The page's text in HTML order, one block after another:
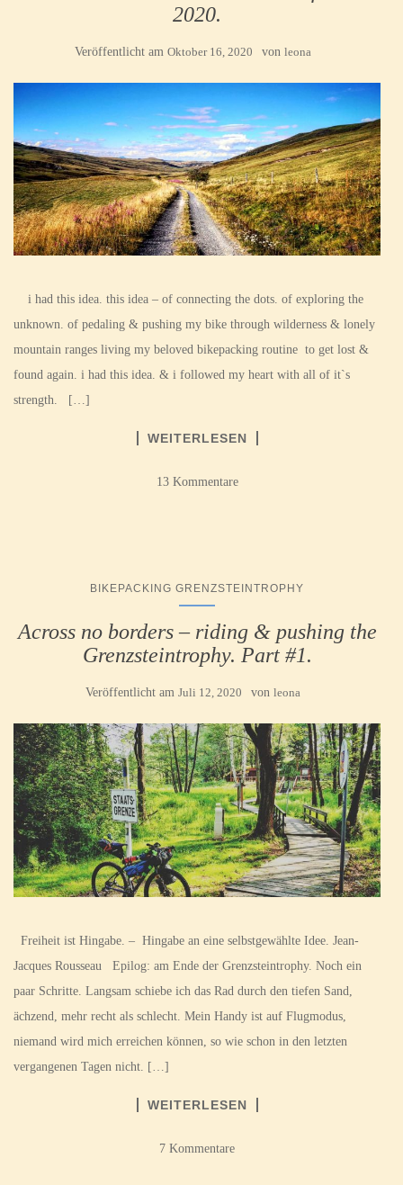
2020.
Veröffentlicht am Oktober 16, 2020 von leona
i had this idea. this idea – of connecting the dots. of exploring the
unknown. of pedaling & pushing my bike through wilderness & lonely
mountain ranges living my beloved bikepacking routine to get lost &
found again. i had this idea. & i followed my heart with all of it`s
strength. […]
WEITERLESEN
13 Kommentare
BIKEPACKING GRENZSTEINTROPHY
Across no borders – riding & pushing the
Grenzsteintrophy. Part #1.
Veröffentlicht am Juli 12, 2020 von leona
Freiheit ist Hingabe. – Hingabe an eine selbstgewählte Idee. Jean-
Jacques Rousseau Epilog: am Ende der Grenzsteintrophy. Noch ein
paar Schritte. Langsam schiebe ich das Rad durch den tiefen Sand,
ächzend, mehr recht als schlecht. Mein Handy ist auf Flugmodus,
niemand wird mich erreichen können, so wie schon in den letzten
vergangenen Tagen nicht. […]
WEITERLESEN
7 Kommentare